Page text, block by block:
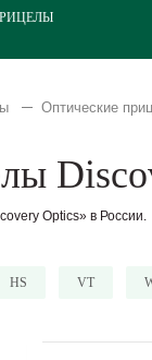
Оптические
Optics» в России.
HS VT